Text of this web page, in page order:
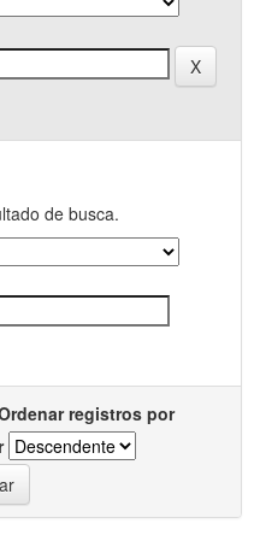
de busca.
registros por